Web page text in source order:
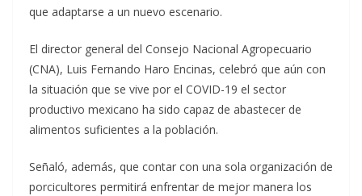
que adaptarse a un nuevo escenario.
El director general del Consejo Nacional Agropecuario
(CNA), Luis Fernando Haro Encinas, celebró que aún con
la situación que se vive por el COVID-19 el sector
productivo mexicano ha sido capaz de abastecer de
alimentos suficientes a la población.
Señaló, además, que contar con una sola organización de
porcicultores permitirá enfrentar de mejor manera los